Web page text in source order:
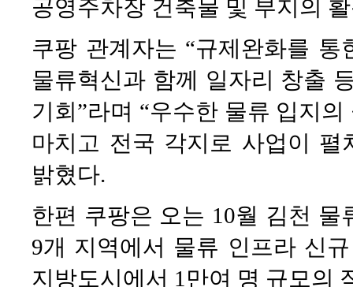
공영주차장 건축물 및 부지의
쿠팡 관계자는 “규제완화를
물류혁신과 함께 일자리 창출
기회”라며 “우수한 물류 입지
마치고 전국 각지로 사업이
밝혔다.
한편 쿠팡은 오는 10월 김천
9개 지역에서 물류 인프라 신
지방도시에서 1만여 명 규모의